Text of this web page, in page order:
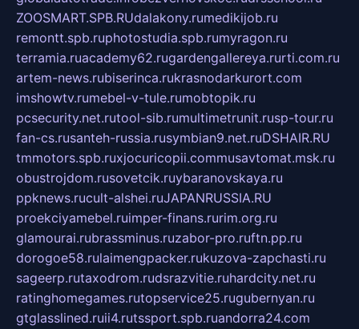
ZOOSMART.SPB.RUdalakony.rumedikijob.ru
remontt.spb.ruphotostudia.spb.rumyragon.ru
terramia.ruacademy62.rugardengallereya.rurti.com.ru
artem-news.rubiserinca.rukrasnodarkurort.com
imshowtv.rumebel-v-tule.rumobtopik.ru
pcsecurity.net.rutool-sib.rumultimetrunit.rusp-tour.ru
fan-cs.rusanteh-russia.rusymbian9.net.ruDSHAIR.RU
tmmotors.spb.ruxjocuricopii.commusavtomat.msk.ru
obustrojdom.rusovetcik.ruybaranovskaya.ru
ppknews.rucult-alshei.ruJAPANRUSSIA.RU
proekciyamebel.ruimper-finans.rurim.org.ru
glamourai.rubrassminus.ruzabor-pro.ruftn.pp.ru
dorogoe58.rulaimengpacker.rukuzova-zapchasti.ru
sageerp.rutaxodrom.rudsrazvitie.ruhardcity.net.ru
ratinghomegames.rutopservice25.rugubernyan.ru
gtglasslined.ruii4.rutssport.spb.ruandorra24.com